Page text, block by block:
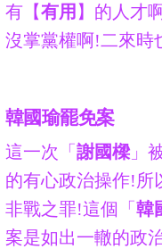
有【有用 】的人才
沒掌黨權啊!二來時
韓國瑜罷免案
這一次「 謝國樑」
的有心政治操作!所
非戰之罪!這個「 韓
案是如出一轍的政